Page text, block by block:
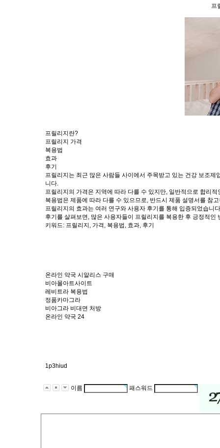
프
프릴리지란?
프릴리지 가격
복용법
효과
후기
프릴리지는 최근 많은 사람들 사이에서 주목받고 있는 건강 보조
니다.
프릴리지의 가격은 지역에 따라 다를 수 있지만, 일반적으로 합리
복용법은 제품에 따라 다를 수 있으므로, 반드시 제품 설명서를 참
프릴리지의 효과는 여러 연구와 사용자 후기를 통해 입증되었습니
후기를 살펴보면, 많은 사용자들이 프릴리지를 복용한 후 긍정적
키워드: 프릴리지, 가격, 복용법, 효과, 후기
온라인 약국 시알리스 구매
비아몰아트사이트
레비트라 복용법
정품카마그라
비아그라 비대면 처방
온라인 약국 24
1p3hiud
이름 패스워드